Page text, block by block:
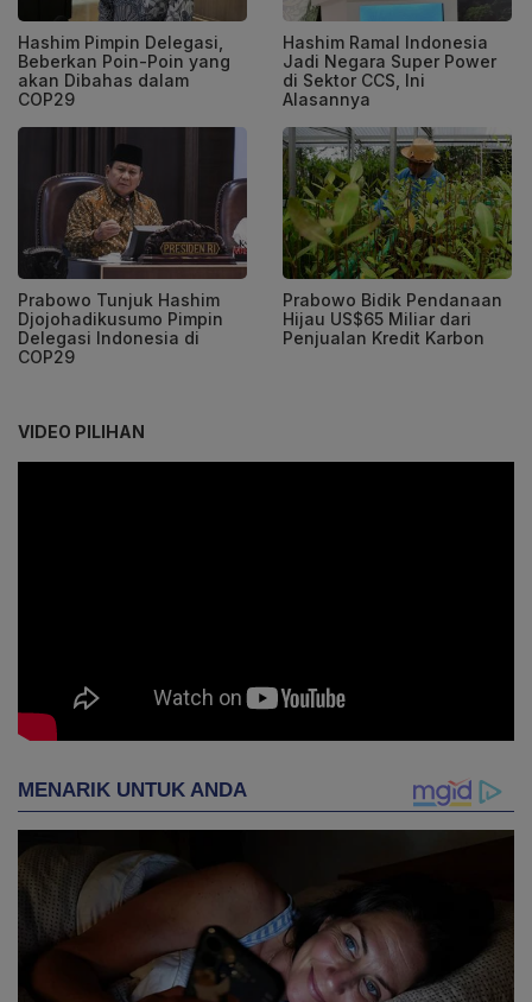
Hashim Pimpin Delegasi,
Beberkan Poin-Poin yang
akan Dibahas dalam
COP29
Hashim Ramal Indonesia
Jadi Negara Super Power
di Sektor CCS, Ini
Alasannya
Prabowo Tunjuk Hashim
Djojohadikusumo Pimpin
Delegasi Indonesia di
COP29
Prabowo Bidik Pendanaan
Hijau US$65 Miliar dari
Penjualan Kredit Karbon
VIDEO PILIHAN